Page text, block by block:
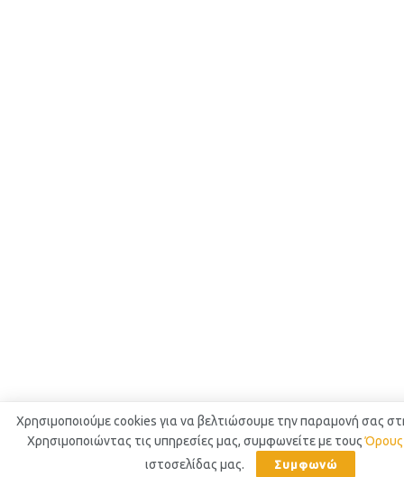
Χρησιμοποιούμε cookies για να βελτιώσουμε την παραμονή σας
Χρησιμοποιώντας τις υπηρεσίες μας, συμφωνείτε με τους
ιστοσελίδας μας.
Συμφωνώ